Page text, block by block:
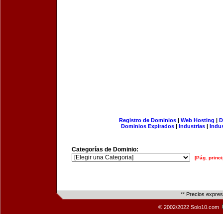
Registro de Dominios| Web Hosting |
Dominios Expirados | Industrias |
Categorías de Dominio:
[Pág.
** Precios
© 2002/2022 Solo10.com